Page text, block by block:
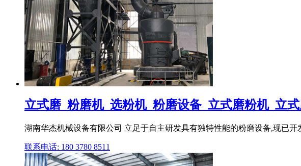
立式磨_粉磨机_选粉机_粉磨设备_立式磨粉机_立
湖南华杰机械设备有限公司 立足于自主研发具有独特性能的粉磨设备,现已
联系电话: 180 3780 8511